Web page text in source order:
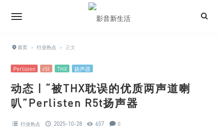
首页 › 行业热点 › 正文
Perlisten r5t THX 扬声器
动态 | “被THX耽误的优质两声道喇
叭”Perlisten R5t扬声器
行业热点 2025-10-28 657 0